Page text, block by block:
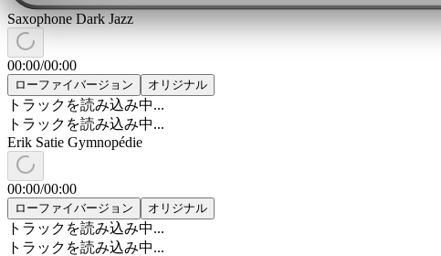
Saxophone Dark Jazz
00:00/00:00
ローファイバージョン オリジナル
トラックを読み込み中...
トラックを読み込み中...
Erik Satie Gymnopédie
00:00/00:00
ローファイバージョン オリジナル
トラックを読み込み中...
トラックを読み込み中...